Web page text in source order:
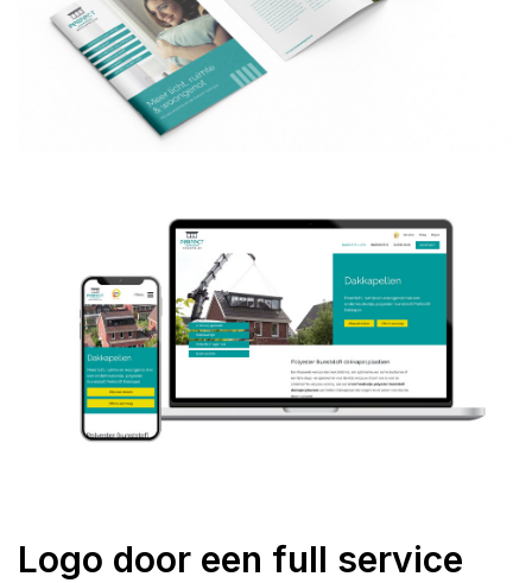
Logo door een full service